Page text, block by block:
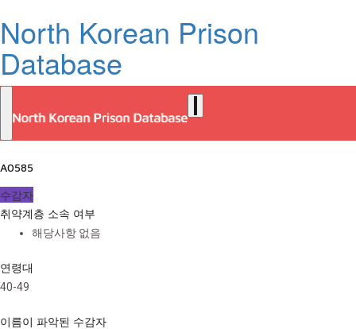
North Korean Prison
Database
A0585
수감자
취약계층 소속 여부
해당사항 없음
연령대
40-49
이름이 파악된 수감자